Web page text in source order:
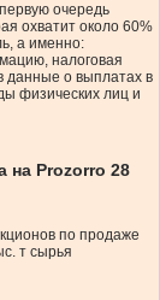
очередь
охватит около 60%
а именно:
налоговая
данные о выплатах в
физических лиц и
на Prozorro 28
по продаже
т сырья